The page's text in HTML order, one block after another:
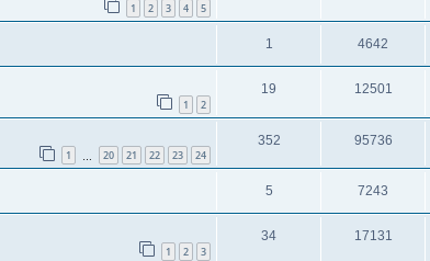
1 2 3 4 5
1 4642
1 2
19 12501
1 20 21 22 23 24
352 95736
5 7243
1 2 3
34 17131